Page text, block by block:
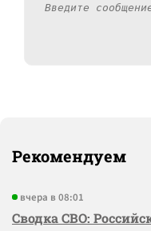
Рекомендуем
вчера в 08:01
Сводка СВО: